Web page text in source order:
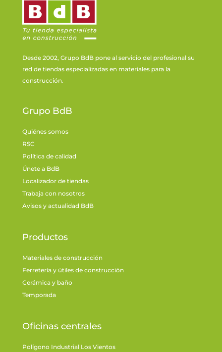
Desde 2002, Grupo BdB pone al servicio del profesional su
red de tiendas especializadas en materiales para la
construcción.
Grupo BdB
Quiénes somos
RSC
Política de calidad
Únete a BdB
Localizador de tiendas
Trabaja con nosotros
Avisos y actualidad BdB
Productos
Materiales de construcción
Ferretería y útiles de construcción
Cerámica y baño
Temporada
Oficinas centrales
Polígono Industrial Los Vientos